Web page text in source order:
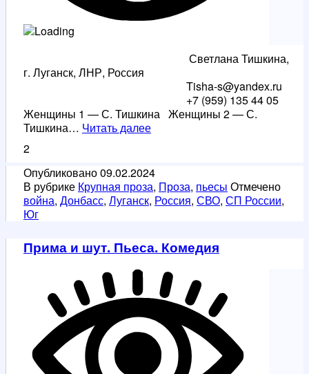
Светлана Тишкина,
г. Луганск, ЛНР, Россия
Tisha-s@yandex.ru
+7 (959) 135 44 05
Женщины 1 — С. Тишкина Женщины 2 — С.
Тишкина… Читать далееЖЕНЩИНЫ
о
войне
на
Донбассе.
Году
РФ.
2
Опубликовано09.02.2024
В рубрике Крупная проза, Проза, пьесы Отмечено
война, Донбасс, Луганск, Россия, СВО, СП России,
Юг
Прима и шут. Пьеса. Комедия